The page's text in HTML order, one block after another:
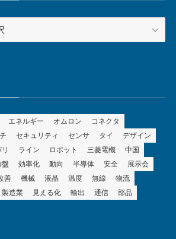
エネルギー オムロン
コネクタ
セキュリティ センサ タイ
デザイン
ライン ロボット 三菱電機
中国
盤 効率化 動向 半導体 安全
展示会
善 機械 液晶 温度 無線
物流
製造業 見える化 輸出 通信
部品